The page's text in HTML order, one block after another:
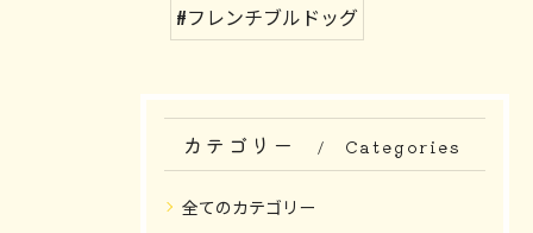
#フレンチブルドッグ
カテゴリー Categories
全てのカテゴリー